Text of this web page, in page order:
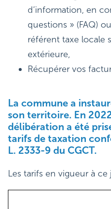
d’information, en
questions » (FAQ)
référent taxe locale
extérieure,
Récupérer vos
La commune a
son territoire. En
délibération a été
tarifs de taxation
L. 2333-9 du CGCT.
Les tarifs en vigueur à